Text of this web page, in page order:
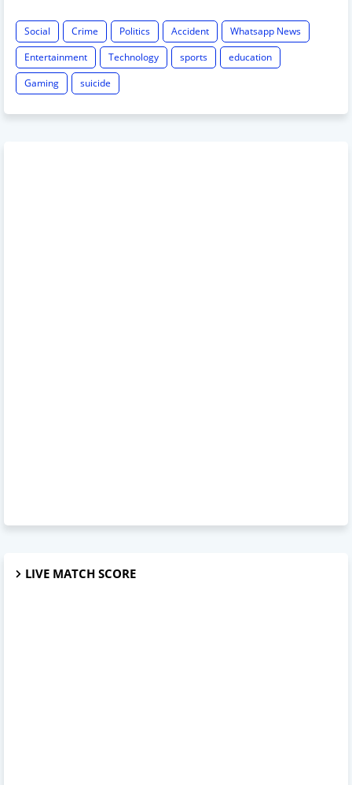
Social Crime Politics Accident
Whatsapp News
Entertainment
Technology sports
education
Gaming
suicide
LIVE MATCH SCORE